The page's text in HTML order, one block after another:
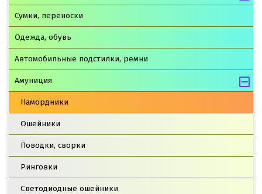
Сумки, переноски
Одежда, обувь
Автомобильные подстилки, ремни
Амуниция
Намордники
Ошейники
Поводки, сворки
Ринговки
Светодиодные ошейники